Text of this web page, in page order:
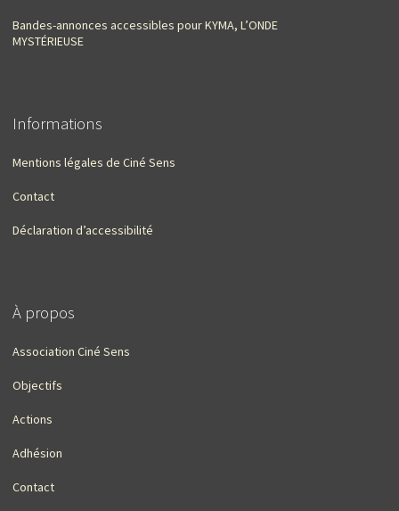
Bandes-annonces accessibles pour KYMA, L’ONDE
MYSTÉRIEUSE
Informations
Mentions légales de Ciné Sens
Contact
Déclaration d’accessibilité
À propos
Association Ciné Sens
Objectifs
Actions
Adhésion
Contact